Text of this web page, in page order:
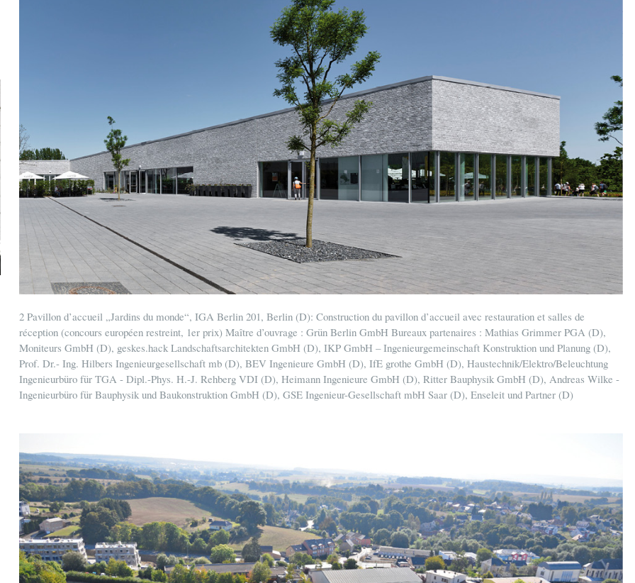
2 Pavillon d’accueil „Jardins du monde“, IGA Berlin 201, Berlin (D): Construction du pavillon d’accueil avec restauration et salles de
réception (concours européen restreint, 1er prix) Maître d’ouvrage : Grün Berlin GmbH Bureaux partenaires : Mathias Grimmer PGA (D),
Moniteurs GmbH (D), geskes.hack Landschaftsarchitekten GmbH (D), IKP GmbH – Ingenieurgemeinschaft Konstruktion und Planung (D),
Prof. Dr.- Ing. Hilbers Ingenieurgesellschaft mb (D), BEV Ingenieure GmbH (D), IfE grothe GmbH (D), Haustechnik/Elektro/Beleuchtung
Ingenieurbüro für TGA - Dipl.-Phys. H.-J. Rehberg VDI (D), Heimann Ingenieure GmbH (D), Ritter Bauphysik GmbH (D), Andreas Wilke -
Ingenieurbüro für Bauphysik und Baukonstruktion GmbH (D), GSE Ingenieur-Gesellschaft mbH Saar (D), Enseleit und Partner (D)